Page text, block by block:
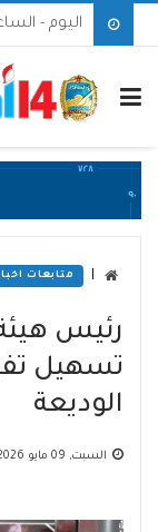
اليوم - الساعة 04:55 ص بتوقيت
متابعات
رئيس
تسهيل
الوديعة
السبت, 09 مايو 2026 - 08:59 م